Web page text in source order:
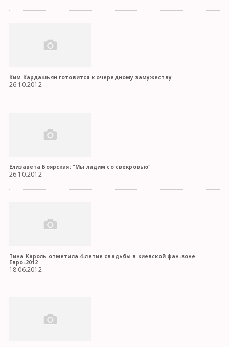
Ким Кардашьян готовится к очередному замужеству
26.10.2012
Елизавета Боярская: "Мы ладим со свекровью"
26.10.2012
Тина Кароль отметила 4-летие свадьбы в киевской фан-зоне
Евро-2012
18.06.2012